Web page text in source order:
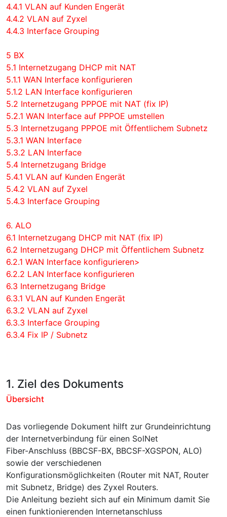
4.4.1 VLAN auf Kunden Engerät
4.4.2 VLAN auf Zyxel
4.4.3 Interface Grouping
5 BX
5.1 Internetzugang DHCP mit NAT
5.1.1 WAN Interface konfigurieren
5.1.2 LAN Interface konfigurieren
5.2 Internetzugang PPPOE mit NAT (fix IP)
5.2.1 WAN Interface auf PPPOE umstellen
5.3 Internetzugang PPPOE mit Öffentlichem Subnetz
5.3.1 WAN Interface
5.3.2 LAN Interface
5.4 Internetzugang Bridge
5.4.1 VLAN auf Kunden Engerät
5.4.2 VLAN auf Zyxel
5.4.3 Interface Grouping
6. ALO
6.1 Internetzugang DHCP mit NAT (fix IP)
6.2 Internetzugang DHCP mit Öffentlichem Subnetz
6.2.1 WAN Interface konfigurieren>
6.2.2 LAN Interface konfigurieren
6.3 Internetzugang Bridge
6.3.1 VLAN auf Kunden Engerät
6.3.2 VLAN auf Zyxel
6.3.3 Interface Grouping
6.3.4 Fix IP / Subnetz
1. Ziel des Dokuments
Übersicht
Das vorliegende Dokument hilft zur Grundeinrichtung
der Internetverbindung für einen SolNet
Fiber-Anschluss (BBCSF-BX, BBCSF-XGSPON, ALO)
sowie der verschiedenen
Konfigurationsmöglichkeiten (Router mit NAT, Router
mit Subnetz, Bridge) des Zyxel Routers.
Die Anleitung bezieht sich auf ein Minimum damit Sie
einen funktionierenden Internetanschluss